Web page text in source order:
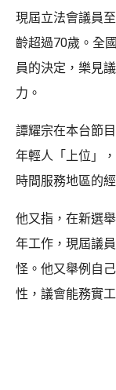
現屆立法會議員
齡超過70歲。全
員的決定，樂見
力。
譚耀宗在本台節
年輕人「上位」
時間服務地區的
他又指，在新選
年工作，現屆議
怪。他又舉例自
性，議會能務實